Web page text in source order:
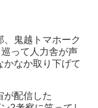
、鬼越トマホーク
って人力舎が声
かなか取り下げて
が配信した